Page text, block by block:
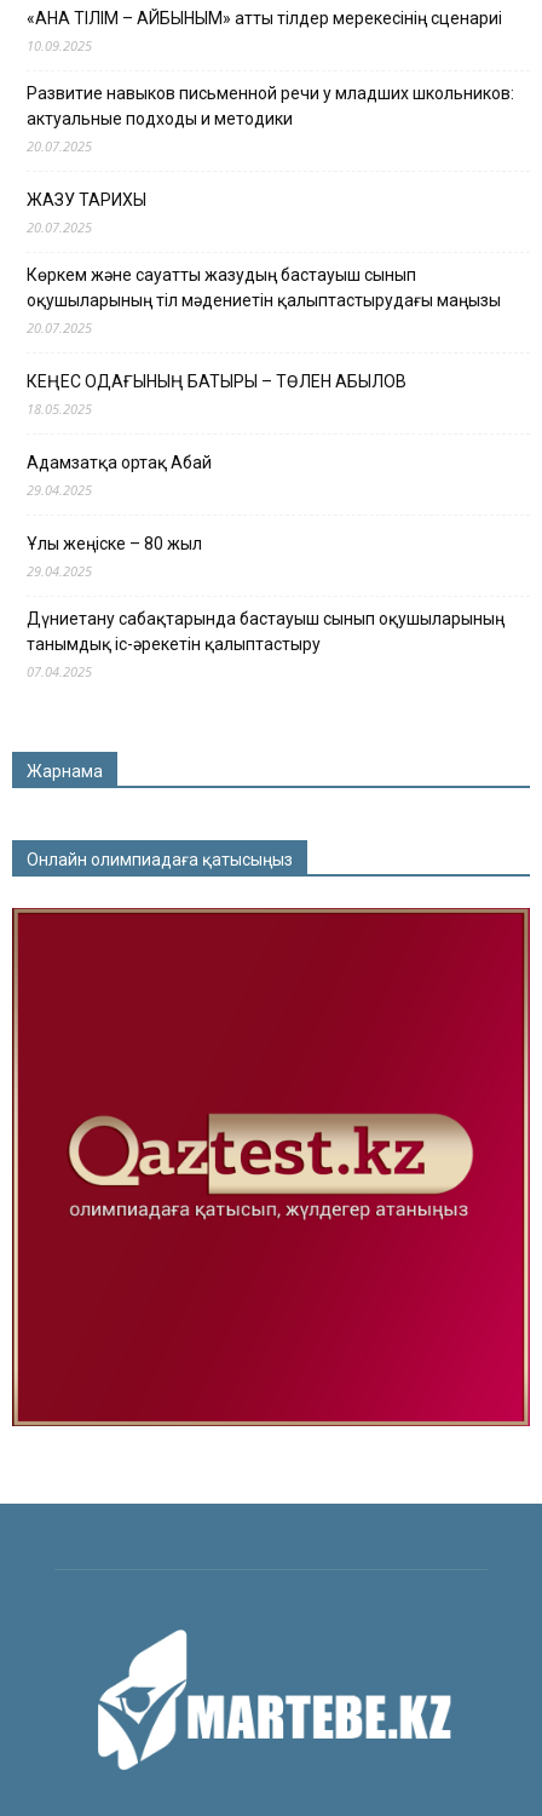
«АНА ТІЛІМ – АЙБЫНЫМ» атты тілдер мерекесінің сценариі
10.09.2025
Развитие навыков письменной речи у младших школьников:
актуальные подходы и методики
20.07.2025
ЖАЗУ ТАРИХЫ
20.07.2025
Көркем және сауатты жазудың бастауыш сынып
оқушыларының тіл мәдениетін қалыптастырудағы маңызы
20.07.2025
КЕҢЕС ОДАҒЫНЫҢ БАТЫРЫ – ТӨЛЕН ҚАБЫЛОВ
18.05.2025
Адамзатқа ортақ Абай
29.04.2025
Ұлы жеңіске – 80 жыл
29.04.2025
Дүниетану сабақтарында бастауыш сынып оқушыларының
танымдық іс-әрекетін қалыптастыру
07.04.2025
Жарнама
Онлайн олимпиадаға қатысыңыз